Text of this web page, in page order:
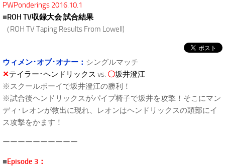
PWPonderings 2016.10.1
■ROH TV収録大会 試合結果
（ROH TV Taping Results From Lowell)
ウィメン･オブ･オナー： シングルマッチ
✕テイラー･ヘンドリックス vs. 〇坂井澄江
※スクールボーイで坂井澄江の勝利！
※試合後ヘンドリックスがパイプ椅子で坂井を攻撃！そこにマン
ディ･レオンが救出に現れ、レオンはヘンドリックスの頭部にイ
ス攻撃をかます！
ーーーーーーーーーー
■Episode 3：